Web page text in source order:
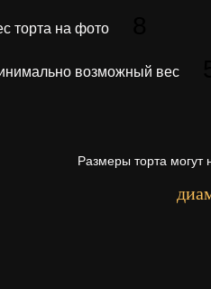
торта на фото
возможный вес
Размеры торта могут